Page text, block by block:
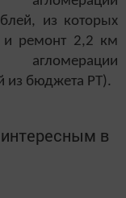
из которых
ремонт 2,2 км
из бюджета РТ).
в